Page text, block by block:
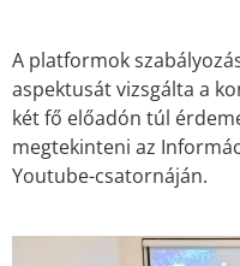
A platformok
aspektusát vizsgálta a
két fő előadón túl
megtekinteni az
Youtube-csatornáján.